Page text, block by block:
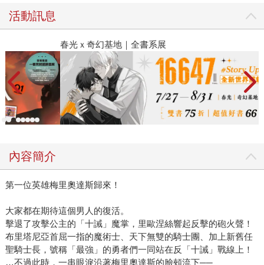
活動訊息
春光ｘ奇幻基地｜全書系展
內容簡介
第一位英雄梅里奧達斯歸來！
大家都在期待這個男人的復活。
擊退了攻擊公主的「十誡」魔掌，里歐涅絲響起反擊的砲火聲！
布里塔尼亞首屈一指的魔術士、天下無雙的騎士團、加上新舊任
聖騎士長，號稱「最強」的勇者們一同站在反「十誡」戰線上！
…不過此時，一串眼淚沿著梅里奧達斯的臉頰流下──